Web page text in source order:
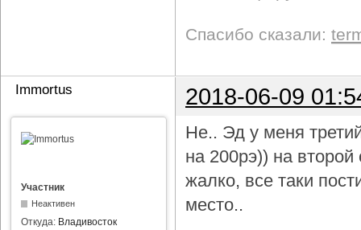
Спасибо сказали:
Immortus 2018-06-09
Участник
Неактивен
Откуда: Владивосток
Не.. Эд у меня
на 200рэ)) на
жалко, все таки
место..